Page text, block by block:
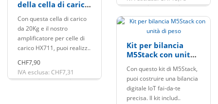
della cella di carico
Con questa cella di carico
da 20Kg e il nostro
amplificatore per celle di
carico HX711, puoi realizz..
CHF7,90
IVA esclusa: CHF7,31
Kit per bilancia
M5Stack con unità
Con questo kit di M5Stack,
puoi costruire una bilancia
digitale IoT fai-da-te
precisa. Il kit includ..